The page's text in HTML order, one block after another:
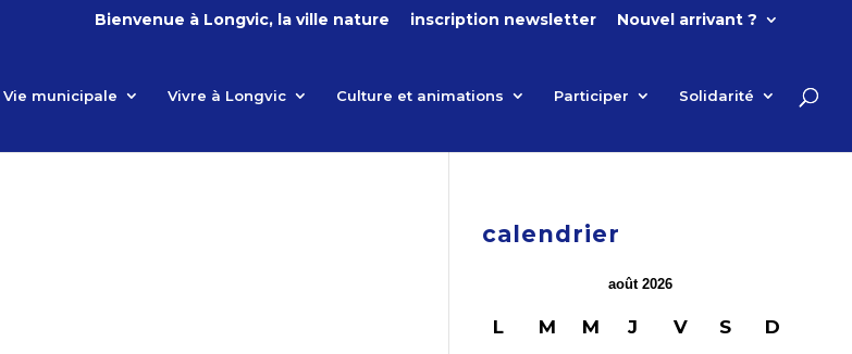
Bienvenue à Longvic, la ville nature inscription newsletter Nouvel arrivant ?
Vie municipale Vivre à Longvic Culture et animations Participer Solidarité
calendrier
août 2026
L M M J V S D